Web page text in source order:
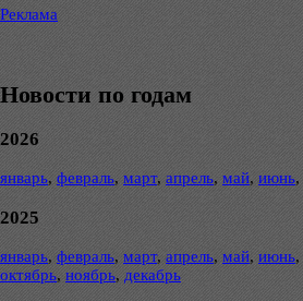
Реклама
Новости по годам
2026
январь, февраль, март, апрель, май, июнь,
2025
январь, февраль, март, апрель, май, июнь,
октябрь, ноябрь, декабрь